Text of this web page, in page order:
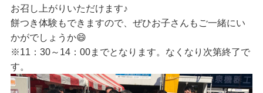
お召し上がりいただけます♪
餅つき体験もできますので、ぜひお子さんもご一緒にい
かがでしょうか😄
※11：30～14：00までとなります。なくなり次第終了で
す。